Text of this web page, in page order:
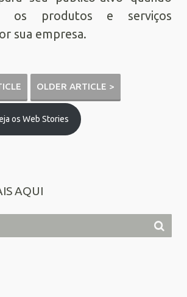
os produtos e serviços
sua empresa.
OLDER ARTICLE >
os Web Stories
AQUI